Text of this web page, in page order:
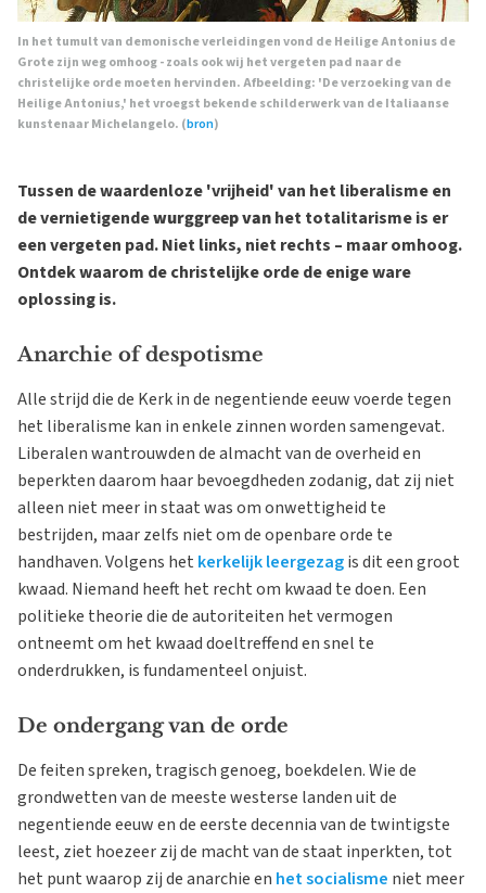
In het tumult van demonische verleidingen vond de Heilige Antonius de
Grote zijn weg omhoog - zoals ook wij het vergeten pad naar de
christelijke orde moeten hervinden. Afbeelding: 'De verzoeking van de
Heilige Antonius,' het vroegst bekende schilderwerk van de Italiaanse
kunstenaar Michelangelo. (bron)
Tussen de waardenloze 'vrijheid' van het liberalisme en
de vernietigendewurggreep vanhet totalitarisme is er
een vergeten pad. Niet links, niet rechts – maar omhoog.
Ontdek waarom de christelijke orde de enige ware
oplossing is.
Anarchie of despotisme
Alle strijd die de Kerk in de negentiende eeuw voerde tegen
het liberalisme kan in enkele zinnen worden samengevat.
Liberalen wantrouwden de almacht van de overheid en
beperkten daarom haar bevoegdheden zodanig, dat zij niet
alleen niet meer in staat was om onwettigheid te
bestrijden, maar zelfs niet om de openbare orde te
handhaven. Volgens het kerkelijk leergezagis dit een groot
kwaad. Niemand heeft het recht om kwaad te doen. Een
politieke theorie die de autoriteiten het vermogen
ontneemt om het kwaad doeltreffend en snel te
onderdrukken, is fundamenteel onjuist.
De ondergang van de orde
De feiten spreken, tragisch genoeg, boekdelen. Wie de
grondwetten van de meeste westerse landen uit de
negentiende eeuw en de eerste decennia van de twintigste
leest, ziet hoezeer zij de macht van de staat inperkten, tot
het punt waarop zij de anarchie en het socialisme niet meer